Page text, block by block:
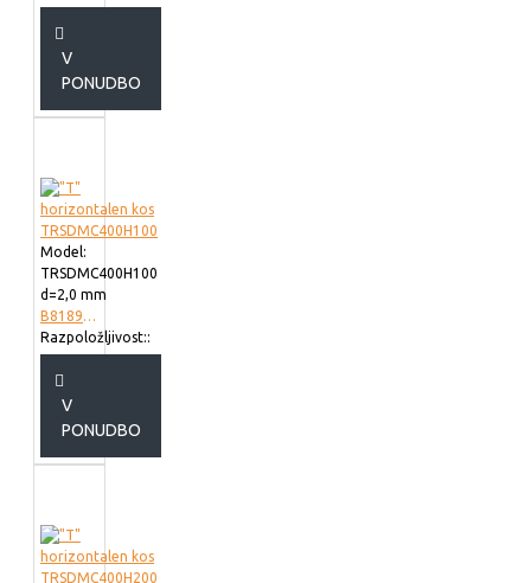
V
PONUDBO
Model:
TRSDMC400H100
d=2,0 mm
B818940
Razpoložljivost::
V
PONUDBO